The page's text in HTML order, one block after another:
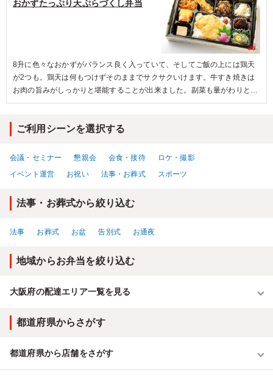
おかずたっぷり天ぷらづくし弁当
8升に色々なおかずがバランス良く入っていて、そしてご飯の上には鶏天
が2つも。鶏天は何もつけずそのままでサクサクいけます。牛すき焼きは
お肉の旨みがしっかりと堪能することが出来ました。副菜も量がわりとし
っかり入っていて、みためよりもボリュームがあるので、がっつりしっか
ご利用シーンを選択する
会議・セミナー 懇親会 会食・接待
ロケ・撮影
イベント運営
お祝い 法事・お葬式 スポーツ
法事・お葬式から絞り込む
法事 お葬式 お盆 告別式 お通夜
地域からお弁当を絞り込む
大阪府の配達エリア一覧を見る
都道府県からさがす
都道府県から店舗をさがす